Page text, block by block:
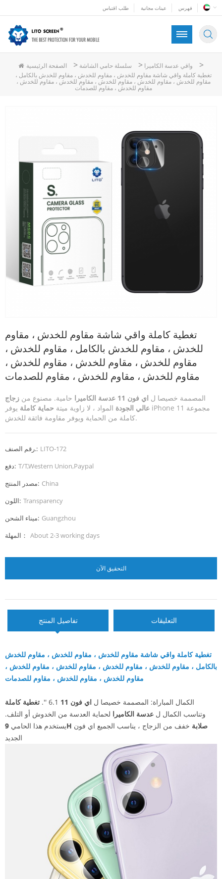
طلب اقتباس عينات مجانية فهرس
الصفحة الرئيسية > سلسلة حامي الشاشة > واقي عدسة الكاميرا >
تغطية كاملة واقي شاشة مقاوم للخدش ، مقاوم للخدش ، مقاوم للخدش بالكامل ،
مقاوم للخدش ، مقاوم للخدش ، مقاوم للخدش ، مقاوم للخدش ، مقاوم للخدش ،
مقاوم للخدش ، مقاوم للصدمات
تغطية كاملة واقي شاشة مقاوم للخدش ، مقاوم
للخدش ، مقاوم للخدش بالكامل ، مقاوم للخدش ،
مقاوم للخدش ، مقاوم للخدش ، مقاوم للخدش ،
مقاوم للخدش ، مقاوم للخدش ، مقاوم للصدمات
المصممة خصيصا ل اي فون 11 عدسة الكاميرا حامية. مصنوع من زجاج
عالي الجودة المواد ، لا زاوية ميتة حماية كاملة يوفر iPhone 11 مجموعة
كاملة من الحماية ويوفر مقاومة فائقة للخدش.
رقم الصنف.: LITO-172
دفع: T/T,Western Union,Paypal
مصدر المنتج: China
اللون: Transparency
ميناء الشحن: Guangzhou
المهلة： About 2-3 working days
التحقيق الآن
تفاصيل المنتج التعليقات
تغطية كاملة واقي شاشة مقاوم للخدش ، مقاوم للخدش ، مقاوم للخدش
بالكامل ، مقاوم للخدش ، مقاوم للخدش ، مقاوم للخدش ، مقاوم للخدش ،
مقاوم للخدش ، مقاوم للخدش ، مقاوم للصدمات
الكمال المباراة: المصممة خصيصا ل اي فون 11
تغطية كاملة
وتناسب الكمال ل عدسة الكاميرا لحماية العدسة من الخدوش أو التلف.
يستخدم هذا الحامي
9H صلابة خفف من الزجاج ، يناسب الجميع اي فون
الجديد